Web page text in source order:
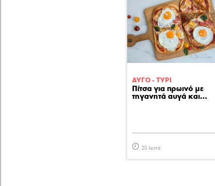
ΑΥΓΟ - ΤΥΡΙ
Πίτσα για πρωινό με
τηγανητά αυγά και...
20 λεπτά